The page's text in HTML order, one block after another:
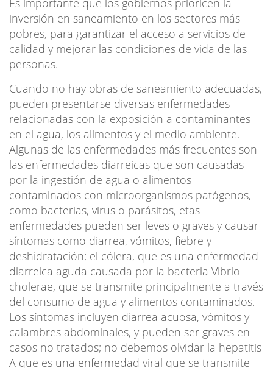
inversión en saneamiento en los sectores más
pobres, para garantizar el acceso a servicios de
calidad y mejorar las condiciones de vida de las
personas.
Cuando no hay obras de saneamiento adecuadas,
pueden presentarse diversas enfermedades
relacionadas con la exposición a contaminantes
en el agua, los alimentos y el medio ambiente.
Algunas de las enfermedades más frecuentes son
las enfermedades diarreicas que son causadas
por la ingestión de agua o alimentos
contaminados con microorganismos patógenos,
como bacterias, virus o parásitos, etas
enfermedades pueden ser leves o graves y causar
síntomas como diarrea, vómitos, fiebre y
deshidratación; el cólera, que es una enfermedad
diarreica aguda causada por la bacteria Vibrio
cholerae, que se transmite principalmente a través
del consumo de agua y alimentos contaminados.
Los síntomas incluyen diarrea acuosa, vómitos y
calambres abdominales, y pueden ser graves en
casos no tratados; no debemos olvidar la hepatitis
A que es una enfermedad viral que se transmite